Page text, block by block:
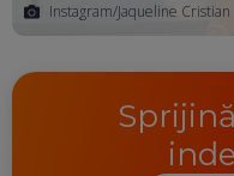
Instagram/Jaqueline Cristian